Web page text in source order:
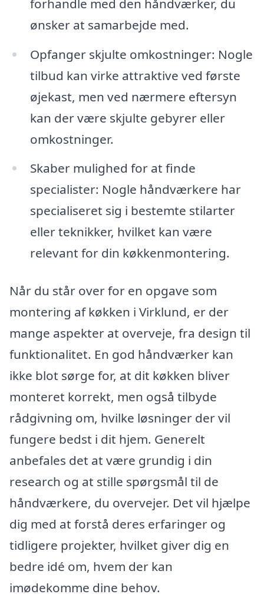
forhandle med den håndværker, du
ønsker at samarbejde med.
Opfanger skjulte omkostninger: Nogle
tilbud kan virke attraktive ved første
øjekast, men ved nærmere eftersyn
kan der være skjulte gebyrer eller
omkostninger.
Skaber mulighed for at finde
specialister: Nogle håndværkere har
specialiseret sig i bestemte stilarter
eller teknikker, hvilket kan være
relevant for din køkkenmontering.
Når du står over for en opgave som
montering af køkken i Virklund, er der
mange aspekter at overveje, fra design til
funktionalitet. En god håndværker kan
ikke blot sørge for, at dit køkken bliver
monteret korrekt, men også tilbyde
rådgivning om, hvilke løsninger der vil
fungere bedst i dit hjem. Generelt
anbefales det at være grundig i din
research og at stille spørgsmål til de
håndværkere, du overvejer. Det vil hjælpe
dig med at forstå deres erfaringer og
tidligere projekter, hvilket giver dig en
bedre idé om, hvem der kan
imødekomme dine behov.